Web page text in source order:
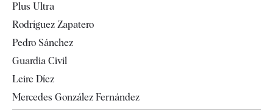
Televisión
Plus Ultra
Rodríguez Zapatero
Pedro Sánchez
Guardia Civil
Leire Díez
Mercedes González Fernández